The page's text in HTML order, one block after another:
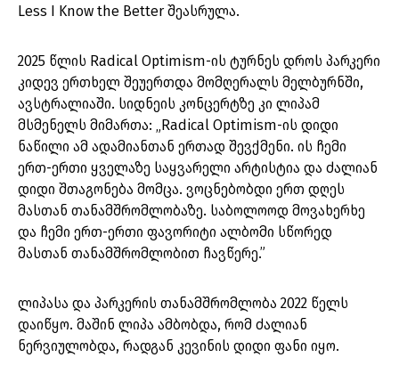
Less I Know the Better შეასრულა.
2025 წლის Radical Optimism-ის ტურნეს დროს პარკერი
კიდევ ერთხელ შეუერთდა მომღერალს მელბურნში,
ავსტრალიაში. სიდნეის კონცერტზე კი ლიპამ
მსმენელს მიმართა: „Radical Optimism-ის დიდი
ნაწილი ამ ადამიანთან ერთად შევქმენი. ის ჩემი
ერთ-ერთი ყველაზე საყვარელი არტისტია და ძალიან
დიდი შთაგონება მომცა. ვოცნებობდი ერთ დღეს
მასთან თანამშრომლობაზე. საბოლოოდ მოვახერხე
და ჩემი ერთ-ერთი ფავორიტი ალბომი სწორედ
მასთან თანამშრომლობით ჩავწერე.”
ლიპასა და პარკერის თანამშრომლობა 2022 წელს
დაიწყო. მაშინ ლიპა ამბობდა, რომ ძალიან
ნერვიულობდა, რადგან კევინის დიდი ფანი იყო.